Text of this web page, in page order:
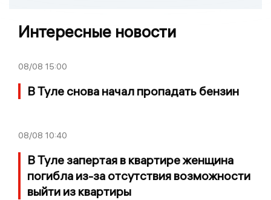
Интересные новости
08/08 15:00
В Туле снова начал пропадать бензин
08/08 10:40
В Туле запертая в квартире женщина
погибла из-за отсутствия возможности
выйти из квартиры